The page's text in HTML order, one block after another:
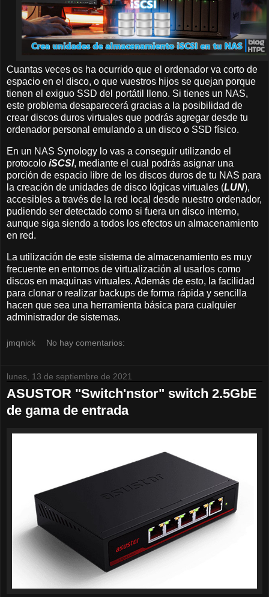
Cuantas veces os ha ocurrido que el ordenador va corto de
espacio en el disco, o que vuestros hijos se quejan porque
tienen el exiguo SSD del portátil lleno. Si tienes un NAS,
este problema desaparecerá gracias a la posibilidad de
crear discos duros virtuales que podrás agregar desde tu
ordenador personal emulando a un disco o SSD físico.
En un NAS Synology lo vas a conseguir utilizando el
protocolo iSCSI, mediante el cual podrás asignar una
porción de espacio libre de los discos duros de tu NAS para
la creación de unidades de disco lógicas virtuales (LUN),
accesibles a través de la red local desde nuestro ordenador,
pudiendo ser detectado como si fuera un disco interno,
aunque siga siendo a todos los efectos un almacenamiento
en red.
La utilización de este sistema de almacenamiento es muy
frecuente en entornos de virtualización al usarlos como
discos en maquinas virtuales. Además de esto, la facilidad
para clonar o realizar backups de forma rápida y sencilla
hacen que sea una herramienta básica para cualquier
administrador de sistemas.
jmqnick No hay comentarios:
lunes, 13 de septiembre de 2021
ASUSTOR "Switch'nstor" switch 2.5GbE
de gama de entrada